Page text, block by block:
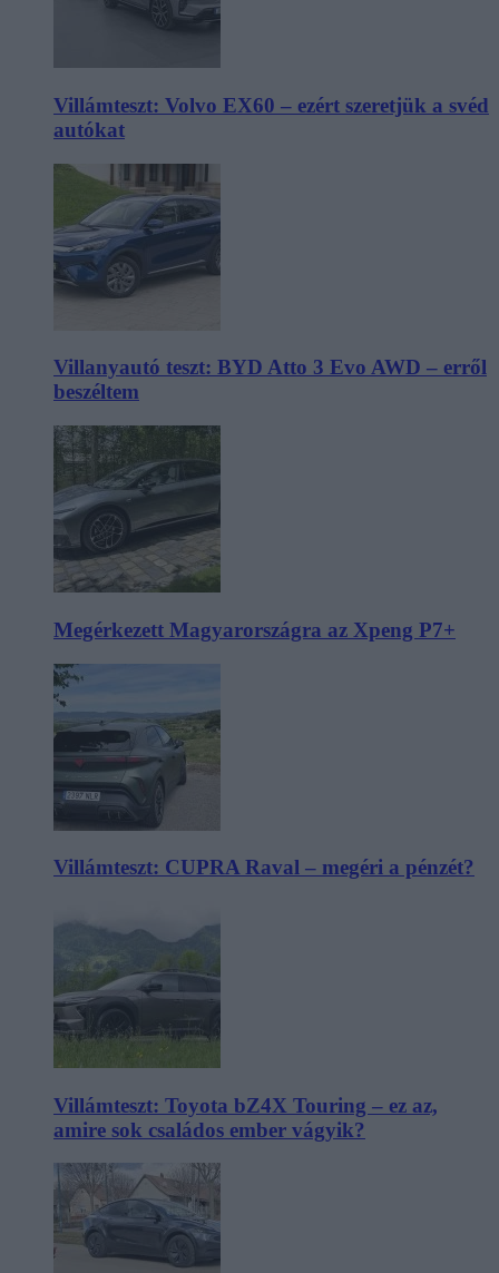
Villámteszt: Volvo EX60 – ezért szeretjük a svéd
autókat
Villanyautó teszt: BYD Atto 3 Evo AWD – erről
beszéltem
Megérkezett Magyarországra az Xpeng P7+
Villámteszt: CUPRA Raval – megéri a pénzét?
Villámteszt: Toyota bZ4X Touring – ez az,
amire sok családos ember vágyik?